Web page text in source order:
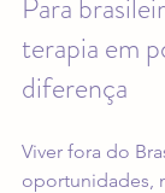
Para
terapia em
diferença
Viver fora do
oportunidades,